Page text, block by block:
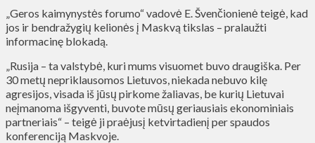
„Geros kaimynystės forumo“ vadovė E. Švenčionienė teigė, kad
jos ir bendražygių kelionės į Maskvą tikslas – pralaužti
informacinę blokadą.
„Rusija – ta valstybė, kuri mums visuomet buvo draugiška. Per
30 metų nepriklausomos Lietuvos, niekada nebuvo kilę
agresijos, visada iš jūsų pirkome žaliavas, be kurių Lietuvai
neįmanoma išgyventi, buvote mūsų geriausiais ekonominiais
partneriais“ – teigė ji praėjusį ketvirtadienį per spaudos
konferenciją Maskvoje.